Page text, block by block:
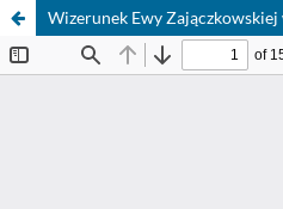
Wizerunek Ewy